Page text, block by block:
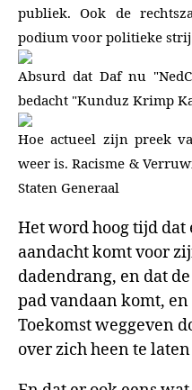
publiek. Ook de
podium voor politieke
Absurd dat Daf nu
bedacht "Kunduz Krimp
Hoe actueel zijn preek
weer is. Racisme &
Staten Generaal
Het word hoog tijd dat
aandacht komt voor
dadendrang, en dat
pad vandaan komt,
Toekomst weggeven
over zich heen te